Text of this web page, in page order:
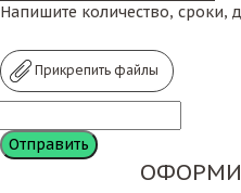
Напишите количество, сроки,
Прикрепить файлы